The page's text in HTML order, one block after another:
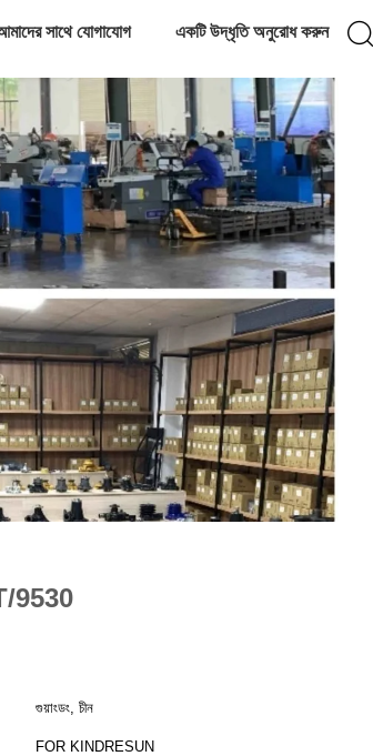
সাথে যোগাযোগ একটি উদ্ধৃতি অনুরোধ করুন
9530
গুয়াংডং, চীন
FOR KINDRESUN